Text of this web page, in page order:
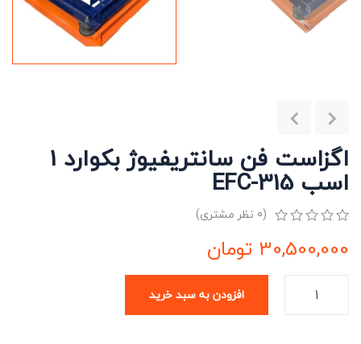
اگزاست فن سانتریفیوژ بکوارد 1
اسب EFC-315
از
اساس
(
0 نظر مشتری)
30,500,000 تومان
افزودن به سبد خرید